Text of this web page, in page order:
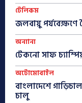
টেলিকম
জলবায়ু পর্যবেক্ষণে
অন্যান্য
টেকনো সাফ
অটোমোবাইল
বাংলাদেশে
চালু